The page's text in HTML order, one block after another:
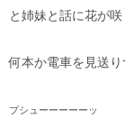
と姉妹と話に花が咲
何本か電車を見送り
プシューーーーーッ